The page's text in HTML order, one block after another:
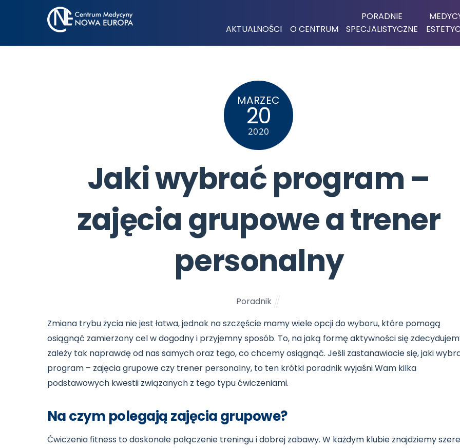
AKTUALNOŚCI O CENTRUM
PORADNIE
SPECJALISTYCZNE
MARZEC
20
2020
Jaki wybrać program –
zajęcia grupowe a trener
personalny
Poradnik
Zmiana trybu życia nie jest łatwa, jednak na szczęście mamy wiele opcji do wyboru, które pomogą
osiągnąć zamierzony cel w dogodny i przyjemny sposób. To, na jaką formę aktywności się
zależy tak naprawdę od nas samych oraz tego, co chcemy osiągnąć. Jeśli zastanawiacie się, jaki
program – zajęcia grupowe czy trener personalny, to ten krótki poradnik wyjaśni Wam kilka
podstawowych kwestii związanych z tego typu ćwiczeniami.
Na czym polegają zajęcia grupowe?
Ćwiczenia fitness to doskonałe połączenie treningu i dobrej zabawy. W każdym klubie znajdziemy